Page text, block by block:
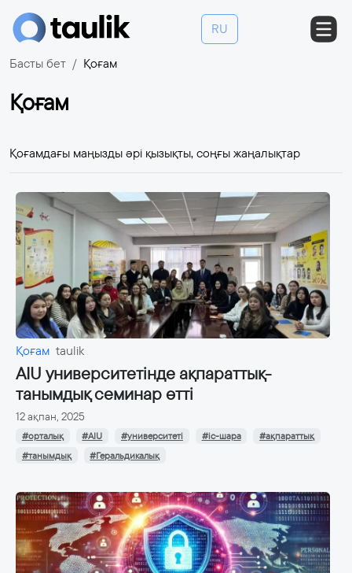
RU
Басты бет Қоғам
Қоғам
Қоғамдағы маңызды әрі қызықты, соңғы жаңалықтар
Қоғам taulik
AIU университетінде ақпараттық-
танымдық семинар өтті
12 ақпан, 2025
#орталық #AIU #университеті #іс-шара
#ақпараттық
#танымдық
#Геральдикалық